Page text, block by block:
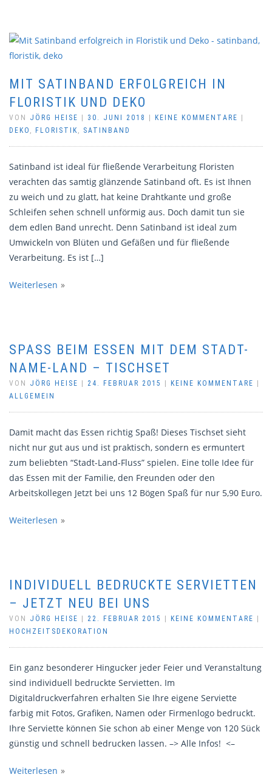
MIT SATINBAND ERFOLGREICH IN
FLORISTIK UND DEKO
VON JÖRG HEISE 30. JUNI 2018 KEINE KOMMENTARE
DEKO , FLORISTIK, SATINBAND
Satinband ist ideal für fließende Verarbeitung Floristen
verachten das samtig glänzende Satinband oft. Es ist Ihnen
zu weich und zu glatt, hat keine Drahtkante und große
Schleifen sehen schnell unförmig aus. Doch damit tun sie
dem edlen Band unrecht. Denn Satinband ist ideal zum
Umwickeln von Blüten und Gefäßen und für fließende
Verarbeitung. Es ist […]
Weiterlesen
SPASS BEIM ESSEN MIT DEM STADT-N
AME-LAND – TISCHSET
VON JÖRG HEISE 24. FEBRUAR 2015 KEINE KOMMENTARE
ALLGEMEIN
Damit macht das Essen richtig Spaß! Dieses Tischset sieht
nicht nur gut aus und ist praktisch, sondern es ermuntert
zum beliebten “Stadt-Land-Fluss” spielen. Eine tolle Idee für
das Essen mit der Familie, den Freunden oder den
Arbeitskollegen Jetzt bei uns 12 Bögen Spaß für nur 5,90 Euro.
Weiterlesen
INDIVIDUELL BEDRUCKTE SERVIETTEN
– JETZT NEU BEI UNS
VON JÖRG HEISE 22. FEBRUAR 2015 KEINE KOMMENTARE
HOCHZEITSDEKORATION
Ein ganz besonderer Hingucker jeder Feier und Veranstaltung
sind individuell bedruckte Servietten. Im
Digitaldruckverfahren erhalten Sie Ihre eigene Serviette
farbig mit Fotos, Grafiken, Namen oder Firmenlogo bedruckt.
Ihre Serviette können Sie schon ab einer Menge von 120 Sück
günstig und schnell bedrucken lassen. –> Alle Infos! <–
Weiterlesen